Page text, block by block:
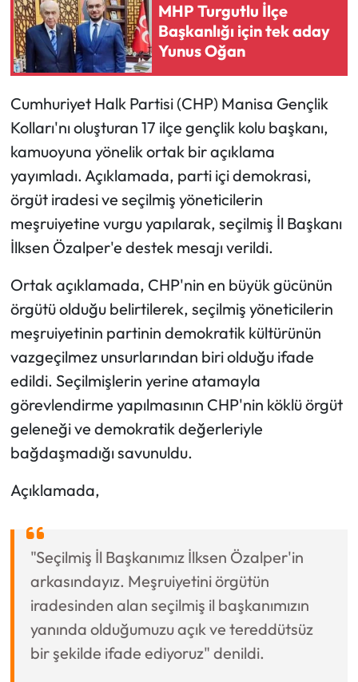
MHP Turgutlu İlçe
Başkanlığı için tek aday
Yunus Oğan
Cumhuriyet Halk Partisi (CHP) Manisa Gençlik
Kolları'nı oluşturan 17 ilçe gençlik kolu başkanı,
kamuoyuna yönelik ortak bir açıklama
yayımladı. Açıklamada, parti içi demokrasi,
örgüt iradesi ve seçilmiş yöneticilerin
meşruiyetine vurgu yapılarak, seçilmiş İl Başkanı
İlksen Özalper'e destek mesajı verildi.
Ortak açıklamada, CHP'nin en büyük gücünün
örgütü olduğu belirtilerek, seçilmiş yöneticilerin
meşruiyetinin partinin demokratik kültürünün
vazgeçilmez unsurlarından biri olduğu ifade
edildi. Seçilmişlerin yerine atamayla
görevlendirme yapılmasının CHP'nin köklü örgüt
geleneği ve demokratik değerleriyle
bağdaşmadığı savunuldu.
Açıklamada,
"Seçilmiş İl Başkanımız İlksen Özalper'in
arkasındayız. Meşruiyetini örgütün
iradesinden alan seçilmiş il başkanımızın
yanında olduğumuzu açık ve tereddütsüz
bir şekilde ifade ediyoruz" denildi.